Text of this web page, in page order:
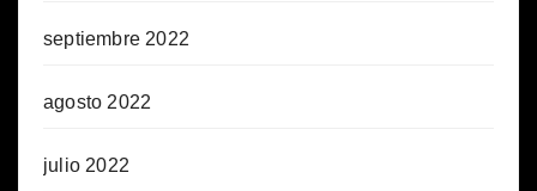
septiembre 2022
agosto 2022
julio 2022